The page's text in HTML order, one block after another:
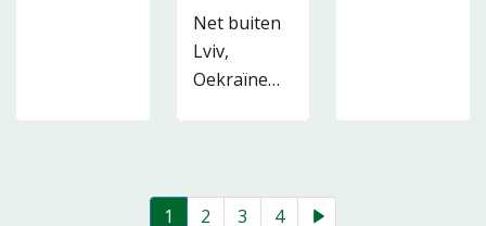
Net buiten
Lviv,
Oekraïne…
1 2 3 4